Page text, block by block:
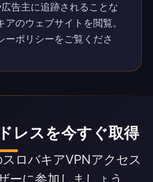
告主に追跡されることな
アのウェブサイトを閲覧。
ーポリシーをご覧くださ
レスを今すぐ取得
ロバキアVPNアクセス